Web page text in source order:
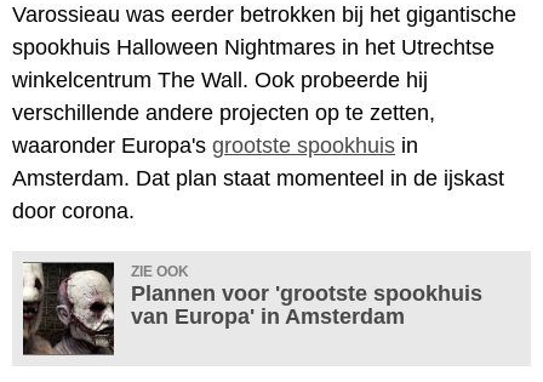
Varossieau was eerder betrokken bij het gigantische
spookhuis Halloween Nightmares in het Utrechtse
winkelcentrum The Wall. Ook probeerde hij
verschillende andere projecten op te zetten,
waaronder Europa's grootste spookhuis in
Amsterdam. Dat plan staat momenteel in de ijskast
door corona.
ZIE OOK
Plannen voor 'grootste spookhuis
van Europa' in Amsterdam